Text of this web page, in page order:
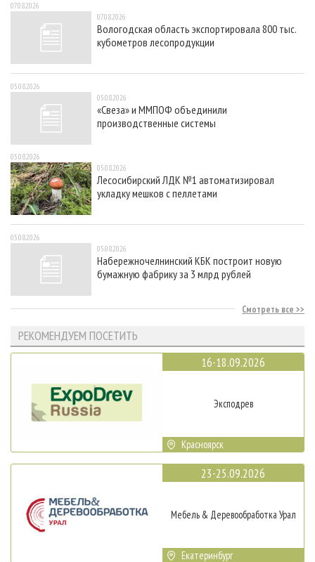
07.08.2026
07.08.2026
Вологодская область экспортировала 800 тыс.
кубометров лесопродукции
05.08.2026
05.08.2026
«Свеза» и ММПОФ объединили
производственные системы
05.08.2026
05.08.2026
Лесосибирский ЛДК №1 автоматизировал
укладку мешков с пеллетами
05.08.2026
05.08.2026
Набережночелнинский КБК построит новую
бумажную фабрику за 3 млрд рублей
Смотреть все
РЕКОМЕНДУЕМ ПОСЕТИТЬ
16-18.09.2026
Эксподрев
Красноярск
23-25.09.2026
Мебель & Деревообработка Урал
Екатеринбург